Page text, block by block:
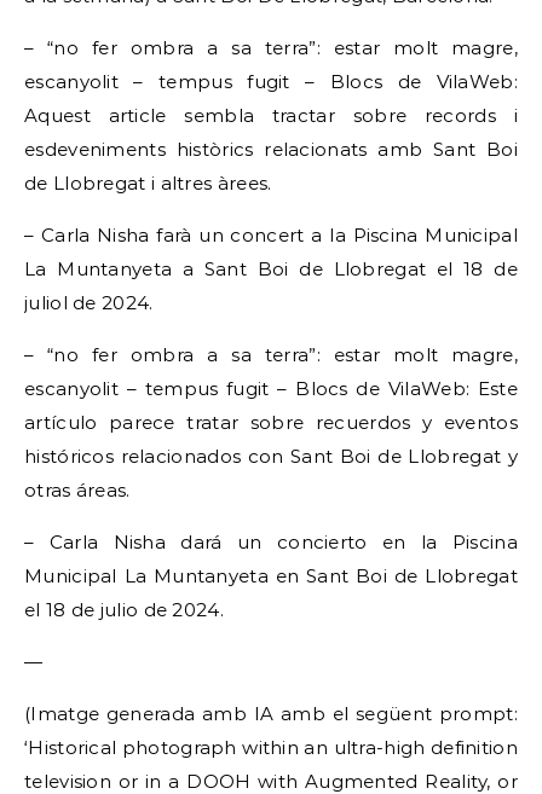
– “no fer ombra a sa terra”: estar molt magre,
escanyolit – tempus fugit – Blocs de VilaWeb:
Aquest article sembla tractar sobre records i
esdeveniments històrics relacionats amb Sant Boi
de Llobregat i altres àrees.
– Carla Nisha farà un concert a la Piscina Municipal
La Muntanyeta a Sant Boi de Llobregat el 18 de
juliol de 2024.
– “no fer ombra a sa terra”: estar molt magre,
escanyolit – tempus fugit – Blocs de VilaWeb: Este
artículo parece tratar sobre recuerdos y eventos
históricos relacionados con Sant Boi de Llobregat y
otras áreas.
– Carla Nisha dará un concierto en la Piscina
Municipal La Muntanyeta en Sant Boi de Llobregat
el 18 de julio de 2024.
—
(Imatge generada amb IA amb el següent prompt:
‘Historical photograph within an ultra-high definition
television or in a DOOH with Augmented Reality, or